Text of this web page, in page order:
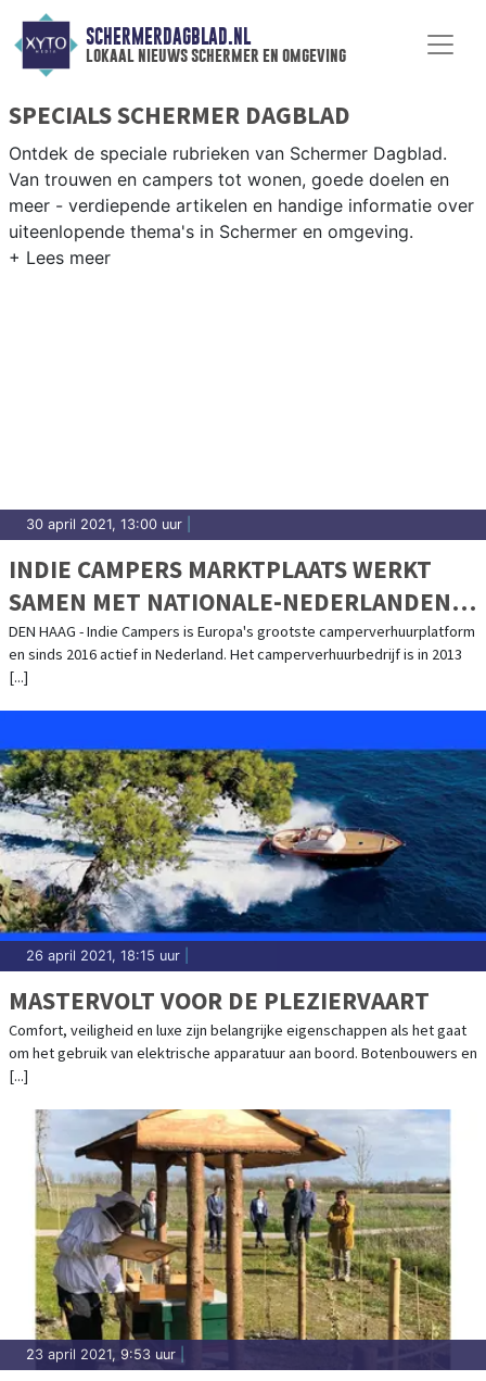
SCHERMERDAGBLAD.NL
lokaal nieuws schermer en omgeving
SPECIALS SCHERMER DAGBLAD
Ontdek de speciale rubrieken van Schermer Dagblad.
Van trouwen en campers tot wonen, goede doelen en
meer - verdiepende artikelen en handige informatie over
uiteenlopende thema's in Schermer en omgeving.
30 april 2021, 13:00 uur
INDIE CAMPERS MARKTPLAATS WERKT
SAMEN MET NATIONALE-NEDERLANDEN
MEE AAN CAMPER DEKKING
DEN HAAG - Indie Campers is Europa's grootste camperverhuurplatform
en sinds 2016 actief in Nederland. Het camperverhuurbedrijf is in 2013
[...]
26 april 2021, 18:15 uur
MASTERVOLT VOOR DE PLEZIERVAART
Comfort, veiligheid en luxe zijn belangrijke eigenschappen als het gaat
om het gebruik van elektrische apparatuur aan boord. Botenbouwers en
[...]
23 april 2021, 9:53 uur